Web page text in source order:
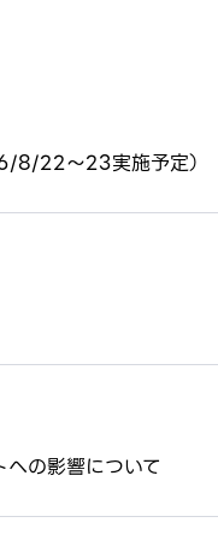
8/22～23実施予定）
の影響について